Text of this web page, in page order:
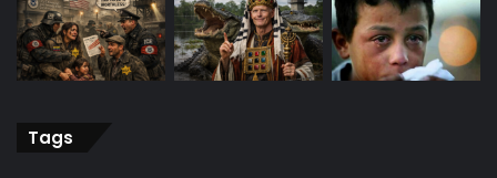
Tags